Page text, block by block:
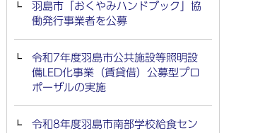
羽島市「おくやみハンドブック」協
働発行事業者を公募
令和7年度羽島市公共施設等照明設
備LED化事業（賃貸借）公募型プロ
ポーザルの実施
令和8年度羽島市南部学校給食セン